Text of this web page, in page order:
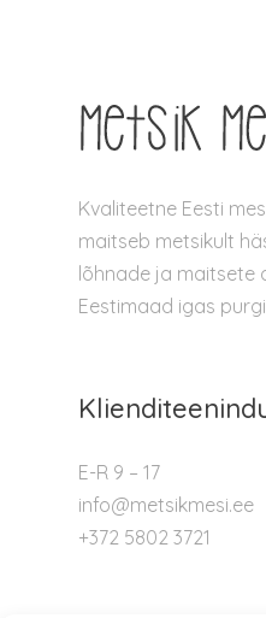
Kvaliteetne Eesti
maitseb metsikult
lõhnade ja maitsete
Eestimaad igas
E-R 9 – 17
info@metsikmesi.ee
+372 5802 3721